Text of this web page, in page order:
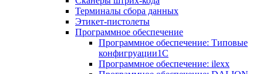
Терминалы сбора данных
Этикет-пистолеты
Программное обеспечение
Программное обеспечение: Типовые
конфигруации1С
Программное обеспечение: ilexx